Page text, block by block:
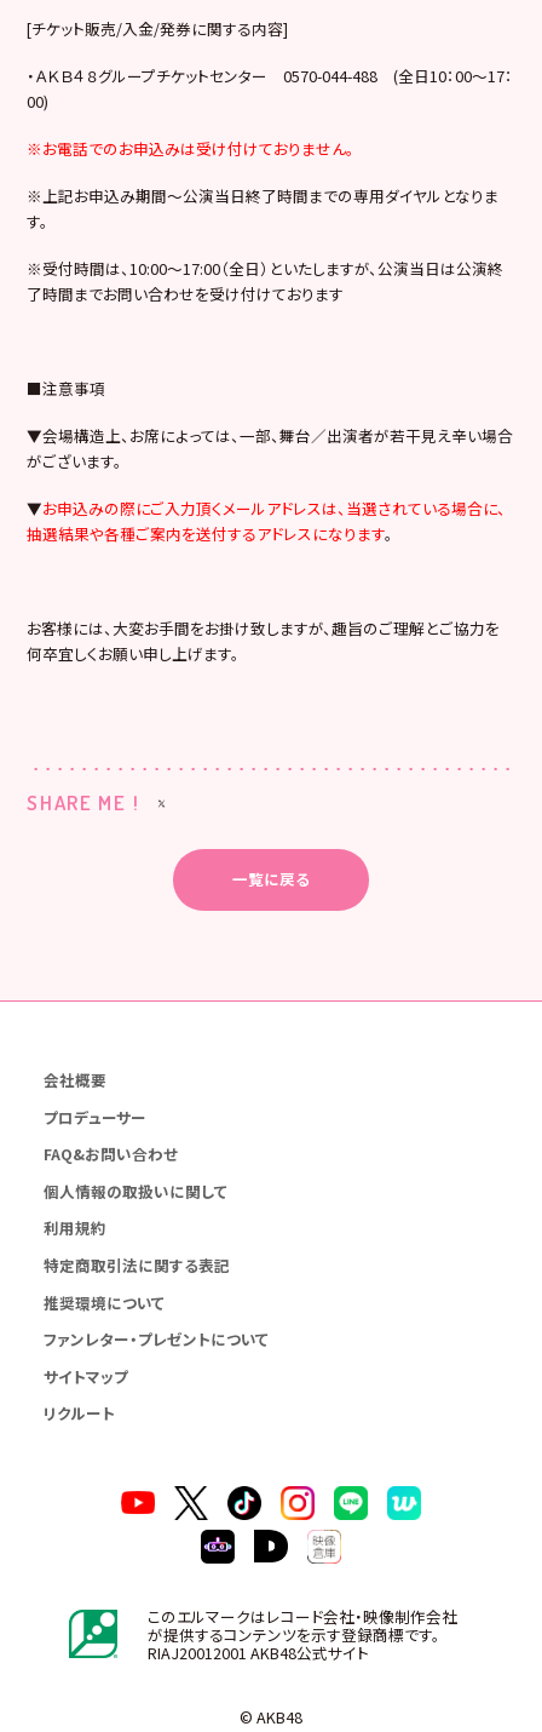
[チケット販売/入金/発券に関する内容]
・ＡＫＢ４８グループチケットセンター 0570-044-488 (全日10：00～17：
00)
※お電話でのお申込みは受け付けておりません。
※ 上記お申込み期間～公演当日終了時間までの専用ダイヤルとなりま
す。
※受付時間は、10:00～17:00（全日）といたしますが、公演当日は公演終
了時間までお問い合わせを受け付けております
■注意事項
▼会場構造上、お席によっては、一部、舞台／出演者が若干見え辛い場合
がございます。
▼お申込みの際にご入力頂くメールアドレスは、当選されている場合に、
抽選結果や各種ご案内を送付するアドレスになります。
お客様には、大変お手間をお掛け致しますが、趣旨のご理解とご協力を
何卒宜しくお願い申し上げます。
SHARE ME !
一覧に戻る
会社概要
プロデューサー
FAQ&お問い合わせ
個人情報の取扱いに関して
利用規約
特定商取引法に関する表記
推奨環境について
ファンレター・プレゼントについて
サイトマップ
リクルート
このエルマークはレコード会社・映像制作会社
が提供するコンテンツを示す登録商標です。
RIAJ20012001 AKB48公式サイト
© AKB48